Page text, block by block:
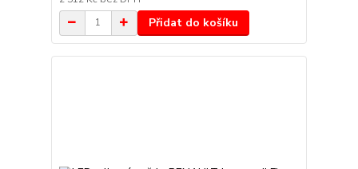
Přidat do košíku